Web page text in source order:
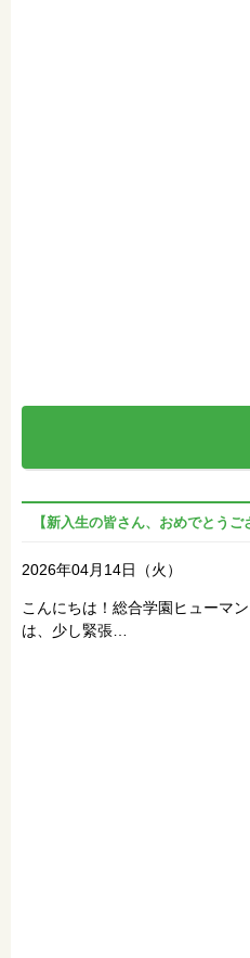
【新入生の皆さん、おめでとう
2026年04月14日（火）
こんにちは！総合学園ヒューマ
は、少し緊張…